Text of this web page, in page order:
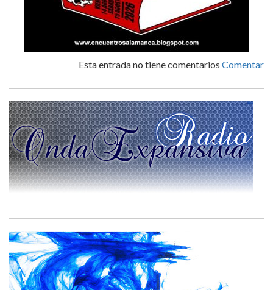
Esta entrada no tiene comentarios Comentar